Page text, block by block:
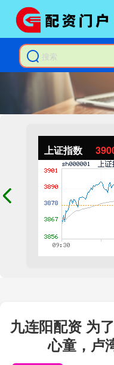
上证指数
九连阳配资 为
心童，卢